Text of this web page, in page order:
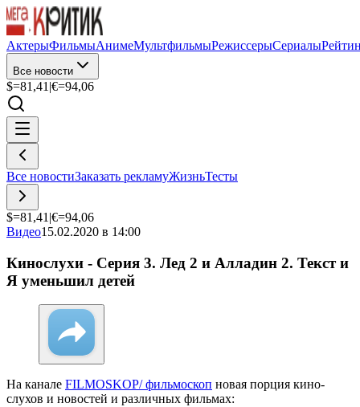
АктерыФильмыАнимеМультфильмыРежиссерыСериалы
Все новости
$=81,41 |€=94,06
Все новостиЗаказать рекламуЖизньТесты
$=81,41 |€=94,06
Видео15.02.2020 в 14:00
Кинослухи - Серия 3. Лед 2 и Алладин 2. Текст и
Я уменьшил детей
На канале FILMOSKOP/ фильмоскоп новая порция кино-
слухов и новостей и различных фильмах: